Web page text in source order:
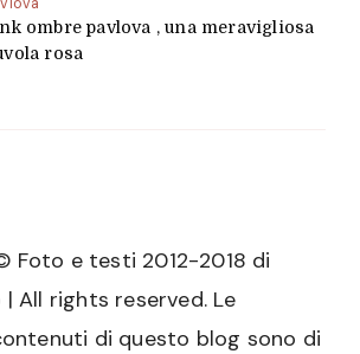
ombre pavlova , una meravigliosa
rosa
Foto e testi 2012-2018 di
All rights reserved. Le
di questo blog sono di